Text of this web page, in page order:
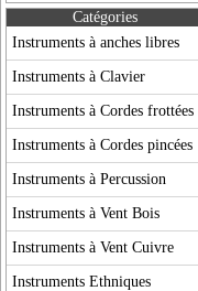
Catégories
Instruments à anches libres
Instruments à Clavier
Instruments à Cordes frottées
Instruments à Cordes pincées
Instruments à Percussion
Instruments à Vent Bois
Instruments à Vent Cuivre
Instruments Ethniques